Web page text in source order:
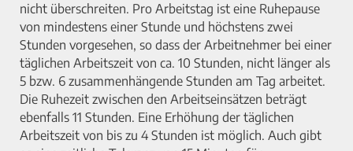
nicht überschreiten. Pro Arbeitstag ist eine Ruhepause
von mindestens einer Stunde und höchstens zwei
Stunden vorgesehen, so dass der Arbeitnehmer bei einer
täglichen Arbeitszeit von ca. 10 Stunden, nicht länger als
5 bzw. 6 zusammenhängende Stunden am Tag arbeitet.
Die Ruhezeit zwischen den Arbeitseinsätzen beträgt
ebenfalls 11 Stunden. Eine Erhöhung der täglichen
Arbeitszeit von bis zu 4 Stunden ist möglich. Auch gibt